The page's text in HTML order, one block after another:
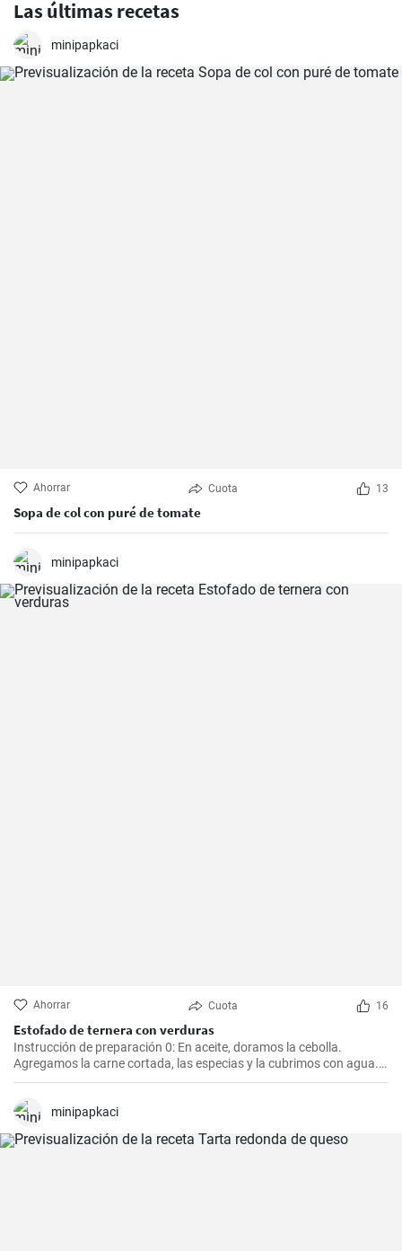
Las últimas recetas
minipapkaci
Ahorrar Cuota 13
Sopa de col con puré de tomate
minipapkaci
Ahorrar Cuota 16
Estofado de ternera con verduras
Instrucción de preparación 0: En aceite, doramos la cebolla.
Agregamos la carne cortada, las especias y la cubrimos con agua.
Cocinamos hasta que esté tierna. Luego, agregamos las verduras,
agregamos la crema y dejamos que hierva.
minipapkaci